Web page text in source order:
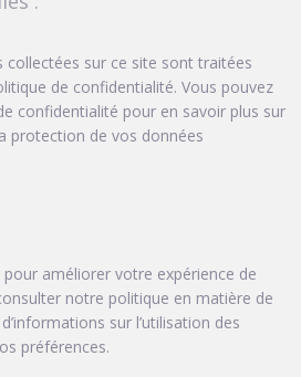
collectées sur ce site sont traitées
de confidentialité. Vous pouvez
confidentialité pour en savoir plus sur
protection de vos données
améliorer votre expérience de
notre politique en matière de
sur l’utilisation des
préférences.